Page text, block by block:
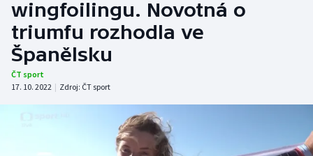
Tenis
Atletika
wingfoilingu. Novotná o
triumfu rozhodla ve
Španělsku
ČT sport
17. 10. 2022 | Zdroj: ČT sport